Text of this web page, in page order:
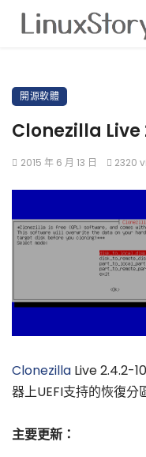
開源軟體
Clonezilla Live
2015 年 6 月 13 日 2320
Clonezilla Live 2.4.2-
器上UEFI支持的恢復
主要更新：